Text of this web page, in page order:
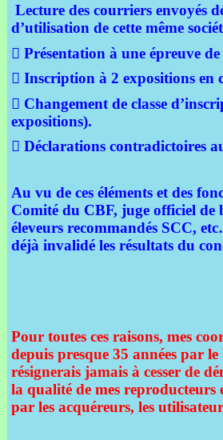
Lecture des courriers envoyés
d’utilisation de cette même
 Présentation à une épreuve
 Inscription à 2 expositions en
 Changement de classe
expositions).
 Déclarations contradictoires
Au vu de ces éléments et des
Comité du CBF, juge officiel de
éleveurs recommandés SCC,
déjà invalidé les résultats du
Pour toutes ces raisons, mes
depuis presque 35 années par
résignerais jamais à cesser de
la qualité de mes reproducteurs
par les acquéreurs, les